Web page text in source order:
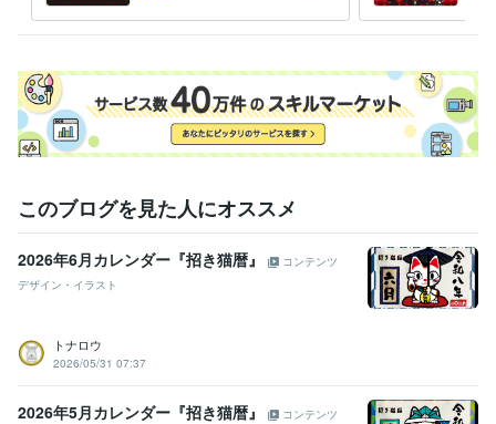
このブログを見た人にオススメ
2026年6月カレンダー『招き猫暦』
コンテンツ
デザイン・イラスト
トナロウ
2026/05/31 07:37
2026年5月カレンダー『招き猫暦』
コンテンツ